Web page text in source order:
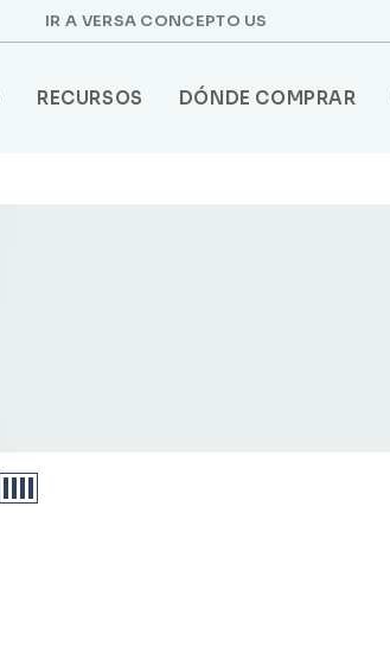
IR A VERSA CONCEPTO US
RECURSOS DÓNDE COMPRAR